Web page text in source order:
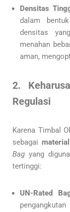
Densitas
dalam
densitas
menahan
aman,
2.
Regulasi
Karena Timbal
sebagai
Bag yang
tertinggi:
UN-Rated